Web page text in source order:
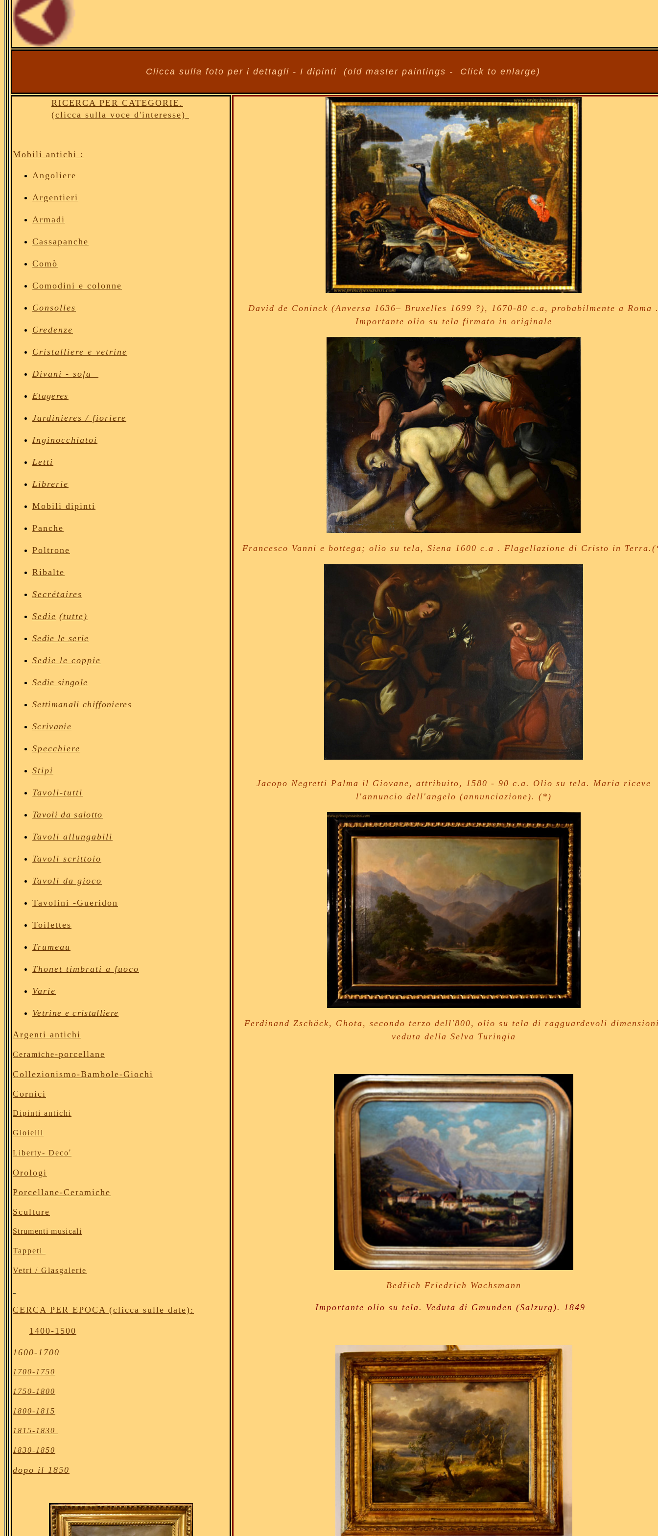
Clicca sulla foto per i dettagli - I dipinti (old master paintings - Click to enlarge)
RICERCA PER CATEGORIE.
(clicca sulla voce d'interesse)
Mobili antichi :
Angoliere
Argentieri
Armadi
Cassapanche
Comò
Comodini e colonne
Consolles
Credenze
Cristalliere e vetrine
Divan i - sofa
Etageres
Jardinieres / fioriere
Inginocchiatoi
Letti
Librerie
Mobili dipinti
Panche
Poltrone
Ribalte
Secrétaires
Sedie (tutte)
Sedie le serie
Sedie le coppie
Sedie singole
Settimanali chiffonieres
Scrivanie
Specchiere
Stipi
Tavoli-tutti
Tavoli da salotto
Tavoli allungabili
Tavoli scrittoio
Tavoli da gioco
Tavolini -Gueridon
Toilettes
Trumeau
Thonet timbrati a fuoco
Varie
Vetrine e cristalliere
Argenti antichi
Ceramiche-porcellane
Collezionismo-Bambole-Giochi
Cornici
Dipinti antichi
Gioielli
Liberty- Deco'
Orologi
Porcellane-Ceramiche
Sculture
Strumenti musicali
Tappeti
Vetri / Glasgalerie
CERCA PER EPOCA (clicca sulle date):
1400-1500
1600-1700
1700-1750
1750-1800
1800-1815
1815-1830
1830-1850
dopo il 1850
David de Coninck (Anversa 1636– Bruxelles 1699 ?), 1670-80 c.a, probabilmente a Roma
Importante olio su tela firmato in originale
Francesco Vanni e bottega; olio su tela, Siena 1600 c.a . Flagellazione di Cristo in
Jacopo Negretti Palma il Giovane, attribuito, 1580 - 90 c.a. Olio su tela. Maria riceve
l'annuncio dell'angelo (annunciazione). (*)
Ferdinand Zschäck, Ghota, secondo terzo dell'800, olio su tela di ragguardevoli
veduta della Selva Turingia
Bedřich Friedrich Wachsmann
Importante olio su tela. Veduta di Gmunden (Salzurg). 1849